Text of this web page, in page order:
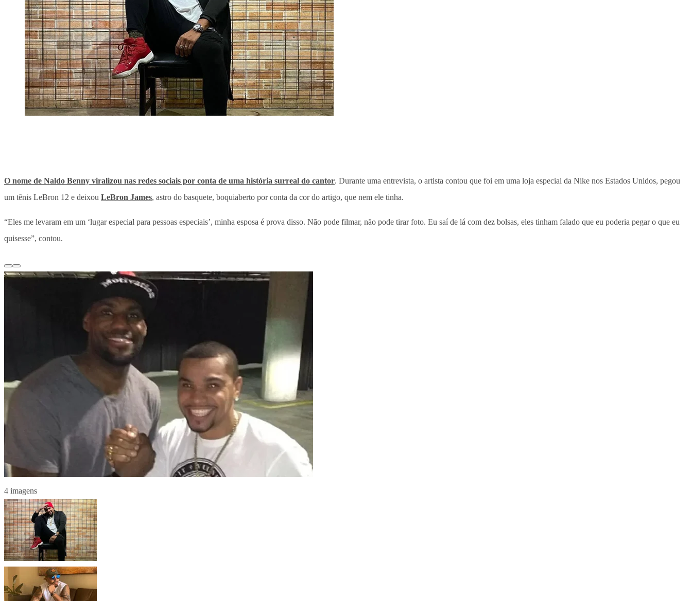
O nome de Naldo Benny viralizou nas redes sociais por conta de uma história surreal do cantor. Durante uma entrevista, o artista contou que foi em uma loja especial da Nike nos Estados Unidos, pegou
um tênis LeBron 12 e deixou LeBron James, astro do basquete, boquiaberto por conta da cor do artigo, que nem ele tinha.
“Eles me levaram em um ‘lugar especial para pessoas especiais’, minha esposa é prova disso. Não pode filmar, não pode tirar foto. Eu saí de lá com dez bolsas, eles tinham falado que eu poderia pegar o que eu
quisesse”, contou.
4 imagens